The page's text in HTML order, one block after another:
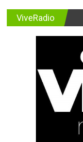
ViveRadio